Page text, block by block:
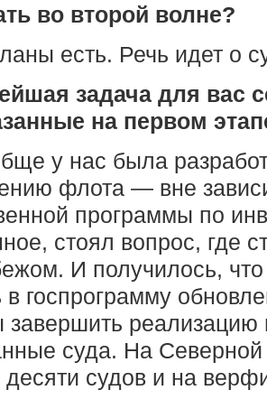
во второй волне?
есть. Речь идет о
задача для вас
на первом
у нас была
флота — вне
программы по
стоял вопрос, где
И получилось,
в госпрограмму
завершить реализацию
суда. На
десяти судов и на